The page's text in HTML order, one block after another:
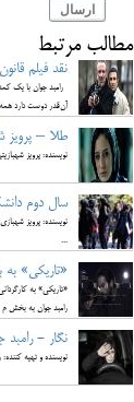
ارسال
مطالب مرتبط
نقد فیلم
رامبد جوان با یک
آن‌قدر دوست دارد
طلا – پرویز
نویسنده: پرویز
سال دوم
نویسنده: پرویز
...
«تاریکی» به
«تاریکی» به
رامبد جوان به بخش
نگار - رامبد
نویسنده و تهیه کننده: